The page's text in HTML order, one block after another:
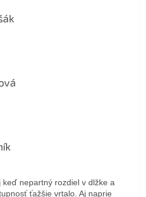
je 5 z 5 hviezdičiek.
je 5 z 5 hviezdičiek.
je 5 z 5 hviezdičiek.
nepartný rozdiel v dlžke a
ťažšie vrtalo. Aj naprie